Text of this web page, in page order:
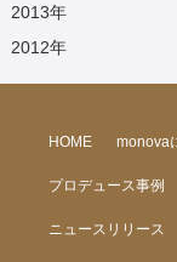
2013年
2012年
HOME monova
プロデュース事例
ニュースリリース